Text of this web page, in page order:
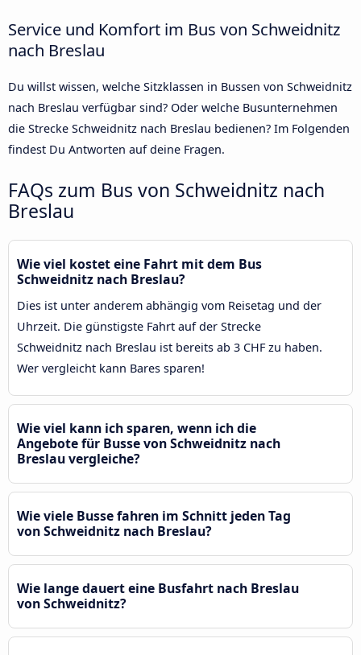
Service und Komfort im Bus von Schweidnitz
nach Breslau
Du willst wissen, welche Sitzklassen in Bussen von Schweidnitz
nach Breslau verfügbar sind? Oder welche Busunternehmen
die Strecke Schweidnitz nach Breslau bedienen? Im Folgenden
findest Du Antworten auf deine Fragen.
FAQs zum Bus von Schweidnitz nach
Breslau
Wie viel kostet eine Fahrt mit dem Bus
Schweidnitz nach Breslau?
Dies ist unter anderem abhängig vom Reisetag und der
Uhrzeit. Die günstigste Fahrt auf der Strecke
Schweidnitz nach Breslau ist bereits ab 3 CHF zu haben.
Wer vergleicht kann Bares sparen!
Wie viel kann ich sparen, wenn ich die
Angebote für Busse von Schweidnitz nach
Breslau vergleiche?
Wie viele Busse fahren im Schnitt jeden Tag
von Schweidnitz nach Breslau?
Wie lange dauert eine Busfahrt nach Breslau
von Schweidnitz?